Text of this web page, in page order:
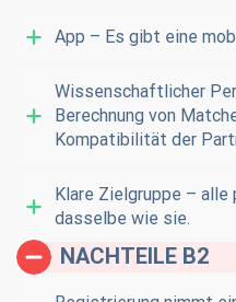
App – Es gibt eine
Wissenschaftlicher
Berechnung von
Kompatibilität der
Klare Zielgruppe –
dasselbe wie sie.
NACHTEILE B2